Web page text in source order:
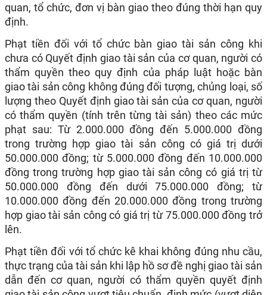
quan, tổ chức, đơn vị bàn giao theo đúng thời hạn quy
định.
Phạt tiền đối với tổ chức bàn giao tài sản công khi
chưa có Quyết định giao tài sản của cơ quan, người có
thẩm quyền theo quy định của pháp luật hoặc bàn
giao tài sản công không đúng đối tượng, chủng loại, số
lượng theo Quyết định giao tài sản của cơ quan, người
có thẩm quyền (tính trên từng tài sản) theo các mức
phạt sau: Từ 2.000.000 đồng đến 5.000.000 đồng
trong trường hợp giao tài sản công có giá trị dưới
50.000.000 đồng; từ 5.000.000 đồng đến 10.000.000
đồng trong trường hợp giao tài sản công có giá trị từ
50.000.000 đồng đến dưới 75.000.000 đồng; từ
10.000.000 đồng đến 20.000.000 đồng trong trường
hợp giao tài sản công có giá trị từ 75.000.000 đồng trở
lên.
Phạt tiền đối với tổ chức kê khai không đúng nhu cầu,
thực trạng của tài sản khi lập hồ sơ đề nghị giao tài sản
dẫn đến cơ quan, người có thẩm quyền quyết định